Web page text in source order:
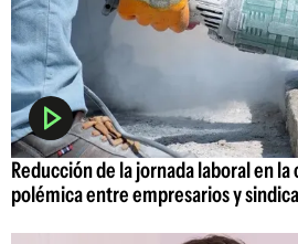
Reducción de la jornada laboral en
polémica entre empresarios y